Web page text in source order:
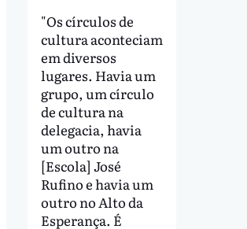
"Os círculos de
cultura aconteciam
em diversos
lugares. Havia um
grupo, um círculo
de cultura na
delegacia, havia
um outro na
[Escola] José
Rufino e havia um
outro no Alto da
Esperança. É